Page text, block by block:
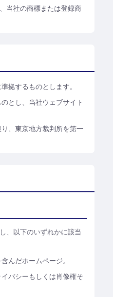
当社の商標または登録商
拠するものとします。
とし、当社ウェブサイト
、東京地方裁判所を第一
、以下のいずれかに該当
んだホームページ。
バシーもしくは肖像権そ